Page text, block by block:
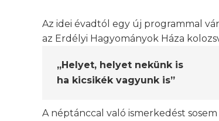
Az idei évadtól egy új programmal
az Erdélyi Hagyományok Háza
„Helyet, helyet nekünk is
ha kicsikék vagyunk is”
A néptánccal való ismerkedést